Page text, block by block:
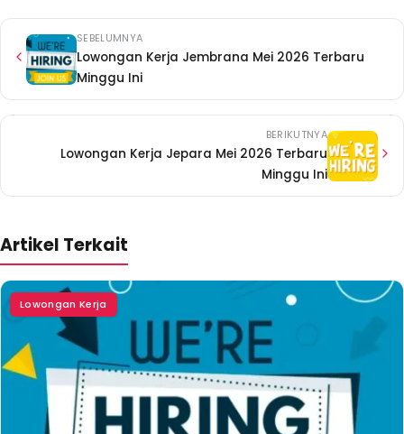
SEBELUMNYA
Lowongan Kerja Jembrana Mei 2026 Terbaru
Minggu Ini
BERIKUTNYA
Lowongan Kerja Jepara Mei 2026 Terbaru
Minggu Ini
Artikel Terkait
Lowongan Kerja